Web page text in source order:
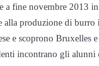
fine novembre 2013
alla produzione di
e scoprono Bruxelles
incontrano gli alunni